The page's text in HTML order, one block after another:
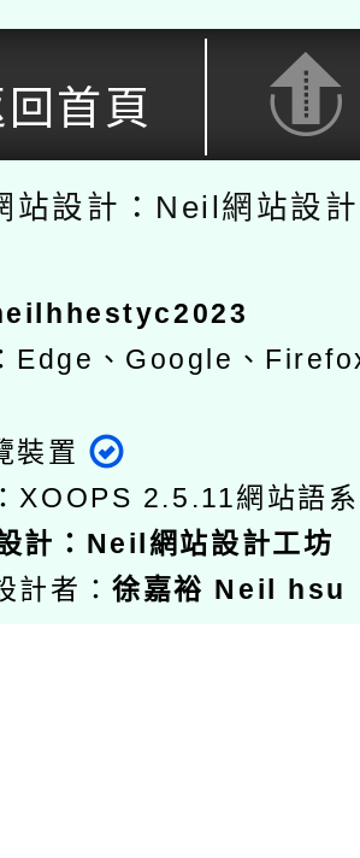
首頁
站設計：Neil網站設
Edge、Google、
裝置
XOOPS 2.5.11網站語
計 ： Neil網站設計工坊
計者：徐嘉裕 Neil hsu